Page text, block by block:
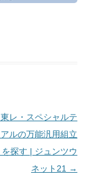
レ・スペシャルテ
ルの万能汎用組立
探す | ジュンツウ
ネット21 →